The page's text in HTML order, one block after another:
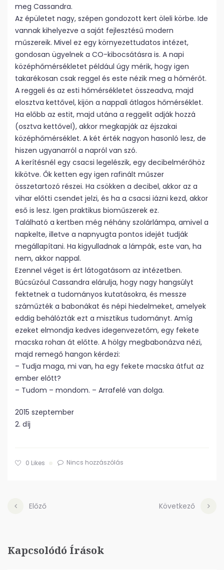
meg Cassandra.
Az épületet nagy, szépen gondozott kert öleli körbe. Ide
vannak kihelyezve a saját fejlesztésű modern
műszereik. Mivel ez egy környezettudatos intézet,
gondosan ügyelnek a CO-kibocsátásra is. A napi
középhőmérsékletet például úgy mérik, hogy igen
takarékosan csak reggel és este nézik meg a hőmérőt.
A reggeli és az esti hőmérsékletet összeadva, majd
elosztva kettővel, kijön a nappali átlagos hőmérséklet.
Ha előbb az estit, majd utána a reggelit adják hozzá
(osztva kettővel), akkor megkapják az éjszakai
középhőmérséklet. A két érték nagyon hasonló lesz, de
hiszen ugyanarról a napról van szó.
A kerítésnél egy csacsi legelészik, egy decibelmérőhöz
kikötve. Ők ketten egy igen rafinált műszer
összetartozó részei. Ha csökken a decibel, akkor az a
vihar előtti csendet jelzi, és ha a csacsi iázni kezd, akkor
eső is lesz. Igen praktikus bioműszerek ez.
Található a kertben még néhány szolárlámpa, amivel a
napkelte, illetve a napnyugta pontos idejét tudják
megállapítani. Ha kigyulladnak a lámpák, este van, ha
nem, akkor nappal.
Ezennel véget is ért látogatásom az intézetben.
Búcsúzóul Cassandra elárulja, hogy nagy hangsúlyt
fektetnek a tudományos kutatásokra, és messze
száműzték a babonákat és népi hiedelmeket, amelyek
eddig behálózták ezt a misztikus tudományt. Amíg
ezeket elmondja kedves idegenvezetőm, egy fekete
macska rohan át előtte. A hölgy megbabonázva nézi,
majd remegő hangon kérdezi:
– Tudja maga, mi van, ha egy fekete macska átfut az
ember előtt?
– Tudom – mondom. – Arrafelé van dolga.
2015 szeptember
2. díj
0 Likes Nincs hozzászólás
Előző Következő
Kapcsolódó Írások